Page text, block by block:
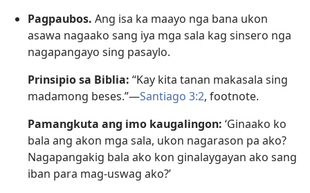
Pagpaubos. Ang isa ka maayo nga bana ukon
asawa nagaako sang iya mga sala kag sinsero nga
nagapangayo sing pasaylo.
Prinsipio sa Biblia: “Kay kita tanan makasala sing
madamong beses.”—Santiago 3:2, footnote.
Pamangkuta ang imo kaugalingon: ‘Ginaako ko
bala ang akon mga sala, ukon nagarason pa ako?
Nagapangakig bala ako kon ginalaygayan ako sang
iban para mag-uswag ako?’